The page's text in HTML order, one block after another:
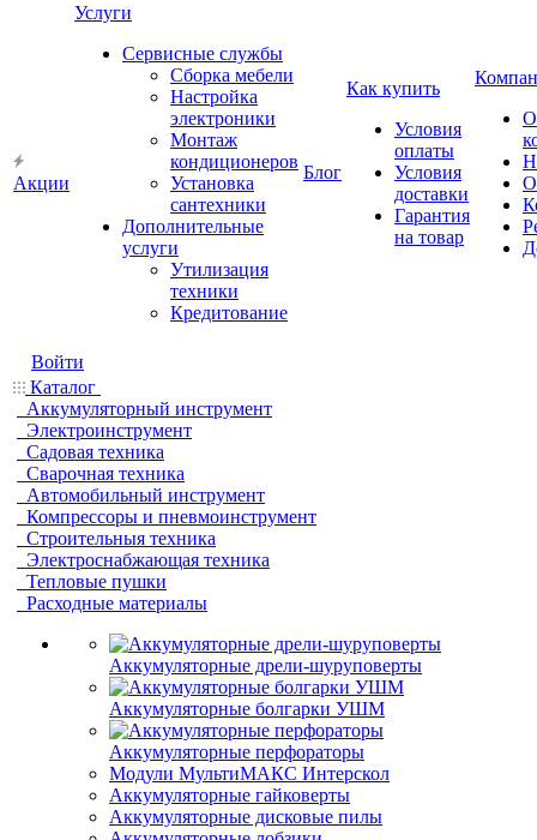
Акции
Услуги
Сервисные службы
Сборка мебели
Настройка
электроники
Монтаж
кондиционеров
Установка
сантехники
Дополнительные
услуги
Утилизация
техники
Кредитование
Блог
Как купить
Условия
оплаты
Условия
доставки
Гарантия
на товар
О
Войти
Каталог
Аккумуляторный инструмент
Электроинструмент
Садовая техника
Сварочная техника
Автомобильный инструмент
Компрессоры и пневмоинструмент
Строительныя техника
Электроснабжающая техника
Тепловые пушки
Расходные материалы
Аккумуляторные дрели-шуруповерты
Аккумуляторные болгарки УШМ
Аккумуляторные перфораторы
Модули МультиМАКС Интерскол
Аккумуляторные гайковерты
Аккумуляторные дисковые пилы